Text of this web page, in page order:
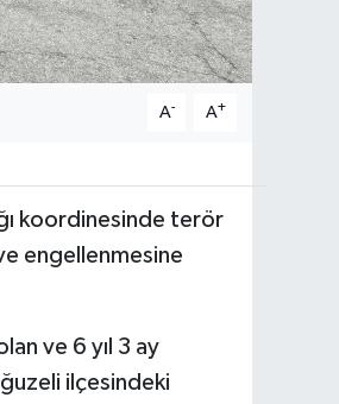
A- A+
koordinesinde terör
engellenmesine
ve 6 yıl 3 ay
ilçesindeki